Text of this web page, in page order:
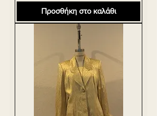
Προσθήκη στο καλάθι